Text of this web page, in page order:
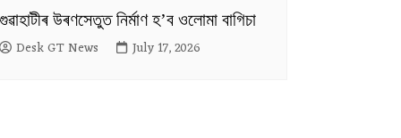
উৰণসেতুত নিৰ্মাণ হ’ব ওলোমা বাগিচা
Desk GT News July 17, 2026